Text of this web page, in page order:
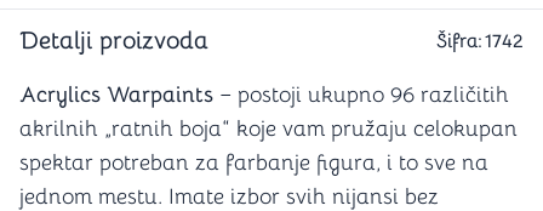
Detalji proizvoda Šifra:1742
Acrylics Warpaints – postoji ukupno 96 različitih
akrilnih „ratnih boja“ koje vam pružaju celokupan
spektar potreban za farbanje figura, i to sve na
jednom mestu. Imate izbor svih nijansi bez